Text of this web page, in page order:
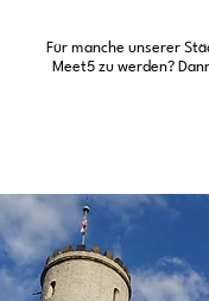
Für manche unserer
Meet5 zu werden?